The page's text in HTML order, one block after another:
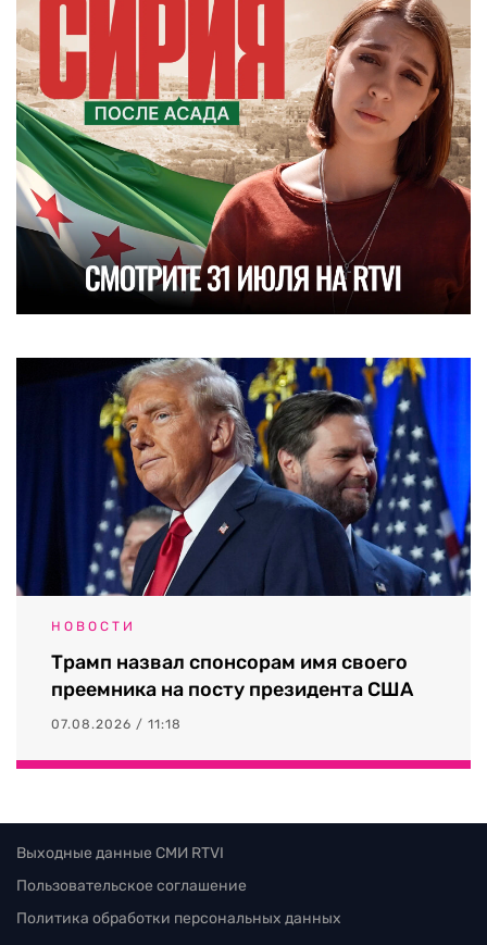
НОВОСТИ
Трамп назвал спонсорам имя своего
преемника на посту президента США
07.08.2026 / 11:18
Выходные данные СМИ RTVI
Пользовательское соглашение
Политика обработки персональных данных